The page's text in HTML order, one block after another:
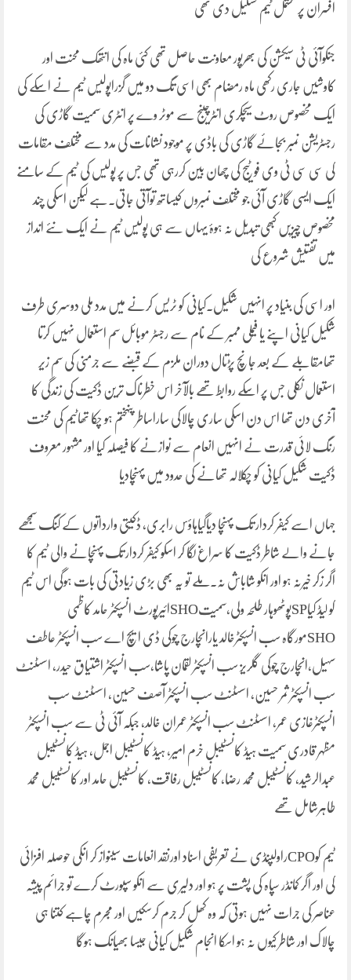
افسران پر مشتمل ٹیم تشکیل دی تھی
جنکوآئی ٹی سیکشن کی بھرپور معاونت حاصل تھی کئی ماہ کی انتھک محنت اور
کاوشیں جاری رکھی ماہ رمضام بھی اسی تگ دو میں گزراپولیس ٹیم نے اسکے کی
ایک مخصوص روٹ سیچکری انٹرچینج سے موٹر وے پر انٹری سمیت گاڑی کی
رجسٹریشن نمبر بجائے گاڑی کی باڈی پر موجود نشانات کی مدد سے مختلف مقامات
کی سی سی ٹی وی فوٹیج کی چھان بین کررہی تھی جس پر پولیس کی ٹیم کے سامنے
ایک ایسی گاڑی آئی جو مختلف نمبروں کیساتھ توآتی جاتی۔ہے لیکن اسکی چند
مخصوص چیزیں کبھی تبدیل نہ ہوۂ یہاں سے ہی پولیس ٹیم نے ایک نئے انداز
میں تفتیش شروع کی
اور اسی کی بنیاد پر انہیں شکیل۔کیانی کو ٹریس کرنے میں مدد ملی دوسری طرف
شکیل کیانی اپنے یا فیملی ممبر کے نام سے رجسٹر موبائل سم استعمال نہیں کرتا
تھامقابلے کے بعد جانچ پڑتال دوران ملزم کے قبضے سے جرمنی کی سم زیر
استعمال نکلی جس پر اسکے روابط تھے بالآخر اس خطرناک ترین ڈکیت کی زندگی کا
آخری دن تھا اس دن اسکی ساری چالاکی ساراساطر پنہختم ہو چکا تھاٹیم کی محنت
رنگ لائی قدرت نے انہیں انعام سے نوازنے کا فیصلہ کیا اور مشہور معروف
ڈکیت شکیل کیانی کو چکلالہ تھانے کی حدود میں پہنچادیا
جہاں اسے کیفر کردار تک پہنچا دیاگیاہاؤس رابری، ڈکیتی وارداتوں کے کنگ سمجھے
جانے والے شاطر ڈکیت کا سراغ لگا کر اسکو کیفر کردار تک پہنچانے والی ٹیم کا
اگر زکر خیرنہ ہو اور انکو شاباش نہ۔ملے تو یہ بھی بڑی زیادتی کی بات ہوگی اس ٹیم
کو لیڈ کیاSPپوٹھوہار طلحہ ولی،سمیتSHOائیرپورٹ انسپکٹر حامد کاظمی
SHOمورگاہ سب انسپکٹرخالد یارانچارج چوکی ڈی ایچ اے سب انسپکٹر عاطف
سہیل،انچارج چوکی گلریز سب انسپکٹر لقمان پاشا،سب انسپکٹر اشتیاق حیدر، اسسٹنٹ
سب انسپکٹر ثمر حسین، اسسٹنٹ سب انسپکٹر آصف حسین، اسسٹنٹ سب
انسپکٹرغازی عمر، اسسٹنٹ سب انسپکٹر عمران خالد، جبکہ آئی ٹی سے سب انسپکٹر
مظہر قادری سمیت ہیڈ کانسٹیبل خرم امیر، ہیڈ کانسٹیبل اجمل، ہیڈ کانسٹیبل
عبدالرشید، کانسٹیبل محمد رضا، کانسٹیبل رفاقت، کانسٹیبل حامد اور کانسٹیبل محمد
طاہرشامل تھے
ٹیم کوCPOراولپنڈی نے تعریفی اسناد اورنقد انعامات سینواز کر انکی حوصلہ افزائی
کی اور اگر کمانڈر سپاہ کی پشت پر ہو اور دلیری سے انکو سپورٹ کرے تو جرائم پیشہ
عناصر کی جرات نہیں ہوتی کہ وہ کھل کر جرم کرسکیں اور مجرم چاہے کتنا ہی
چالاک اور شاطر کیوں نہ ہو اسکا انجام شکیل کیانی جیسا بھیانک ہوگا